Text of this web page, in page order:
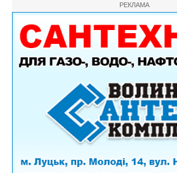
РЕКЛАМА